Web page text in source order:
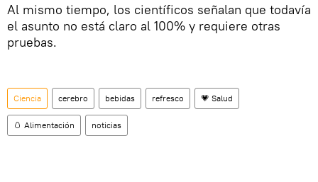
Al mismo tiempo, los científicos señalan que todavía
el asunto no está claro al 100% y requiere otras
pruebas.
Ciencia cerebro bebidas refresco 💗 Salud
🥚 Alimentación noticias